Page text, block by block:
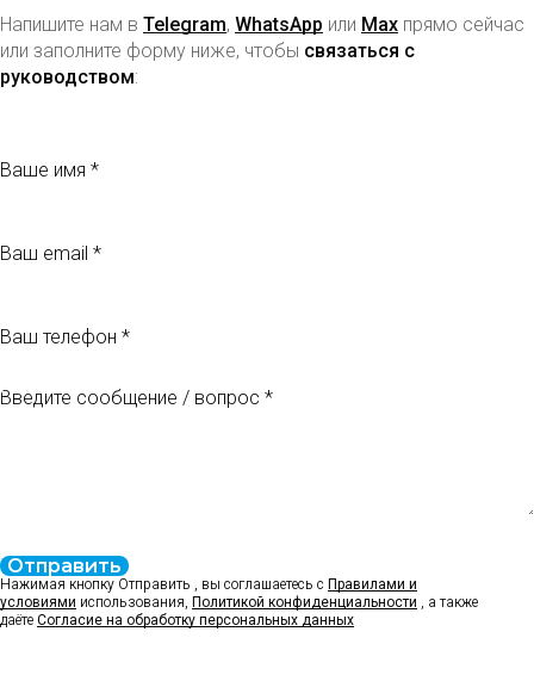
Напишите нам в Telegram, WhatsApp или Max прямо сейчас
или заполните форму ниже, чтобы связаться с
руководством:
Введите сообщение / вопрос
Отправить
Нажимая кнопку Отправить , вы соглашаетесь с Правилами и
условиями использования, Политикой конфиденциальности , а также
даёте Согласие на обработку персональных данных